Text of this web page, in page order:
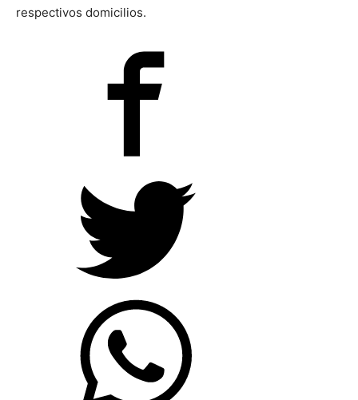
respectivos domicilios.